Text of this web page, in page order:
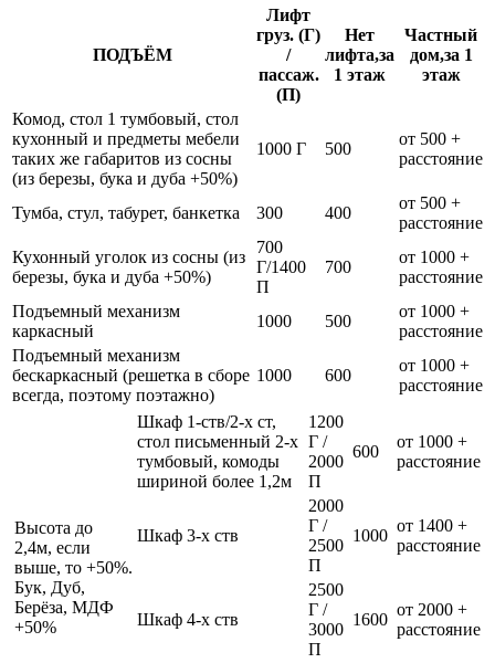
ПОДЪЁМ
Лифт
груз. (Г)
/
пассаж.
(П)
Нет
лифта,за
1 этаж
Частный
дом,за 1
этаж
Комод, стол 1 тумбовый, стол
кухонный и предметы мебели
таких же габаритов из сосны
(из березы, бука и дуба +50%)
1000 Г 500
от 500 +
расстояние
Тумба, стул, табурет, банкетка 300 400
от 500 +
расстояние
Кухонный уголок из сосны (из
березы, бука и дуба +50%)
700
Г/1400
П
700
от 1000 +
расстояние
Подъемный механизм
каркасный
1000 500
от 1000 +
расстояние
Подъемный механизм
бескаркасный (решетка в сборе
всегда, поэтому поэтажно)
1000 600
от 1000 +
расстояние
Высота до
2,4м, если
выше, то +50%.
Бук, Дуб,
Берёза, МДФ
+50%
Шкаф 1-ств/2-х ст,
стол письменный 2-х
тумбовый, комоды
шириной более 1,2м
1200
Г /
2000
П
600
от 1000 +
расстояние
Шкаф 3-х ств
2000
Г /
2500
П
1000
от 1400 +
расстояние
Шкаф 4-х ств
2500
Г /
3000
П
1600
от 2000 +
расстояние